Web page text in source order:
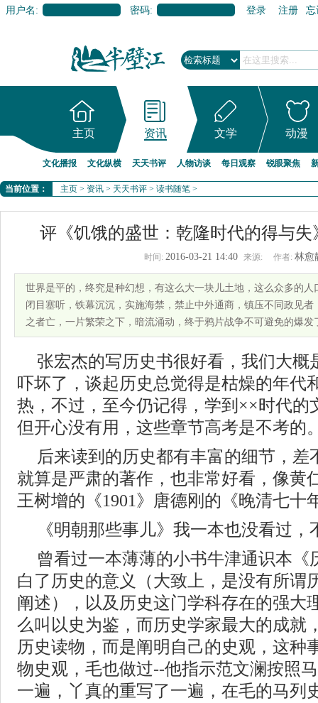
用户名: 密码: 登录 注册 忘
主页 资讯 文学 动漫
文化播报 文化纵横 天天书评 人物访谈 每日观察 锐眼聚焦
当前位置： 主页 > 资讯 > 天天书评 > 读书随笔 >
评《饥饿的盛世：乾隆时代的得与
时间: 2016-03-21 14:40 来源: 作者: 林
世界是平的，终究是种幻想，有这么大一块儿土地，这么众多的
闭目塞听，铁幕沉沉，实施海禁，禁止中外通商，镇压不同政见
之者亡，一片繁荣之下，暗流涌动，终于鸦片战争不可避免的爆发
张宏杰的写历史书很好看，我们大概
吓坏了，谈起历史总觉得是枯燥的年代
热，不过，至今仍记得，学到××时代的
但开心没有用，这些章节高考是不考的
后来读到的历史都有丰富的细节，差
就算是严肃的著作，也非常好看，像黄
王树增的《1901》唐德刚的《晚清七十
《明朝那些事儿》我一本也没看过，
曾看过一本薄薄的小书牛津通识本《
白了历史的意义（大致上，是没有所谓
阐述），以及历史这门学科存在的强大
么叫以史为鉴，而历史学家最大的成就
历史读物，而是阐明自己的史观，这种
物史观，毛也做过--他指示范文澜按照
一遍，丫真的重写了一遍，在毛的马列